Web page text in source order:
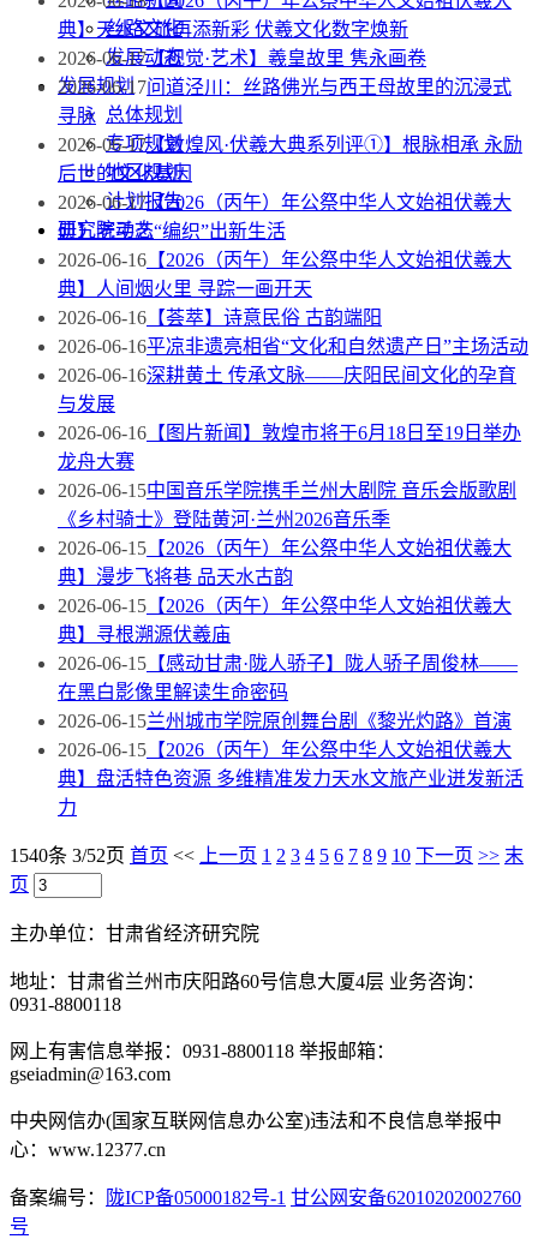
丝路文化
发展动态
发展规划
总体规划
专项规划
地区规划
计划报告
研究院动态
典】天水文旅再添新彩 伏羲文化数字焕新
2026-06-17【视觉·艺术】羲皇故里 隽永画卷
2026-06-17问道泾川：丝路佛光与西王母故里的沉浸式
寻脉
2026-06-17【敦煌风·伏羲大典系列评①】根脉相承 永励
后世的文化基因
2026-06-17【2026（丙午）年公祭中华人文始祖伏羲大
典】老手艺“编织”出新生活
2026-06-16 【2026（丙午）年公祭中华人文始祖伏羲大
典】人间烟火里 寻踪一画开天
2026-06-16 【荟萃】诗意民俗 古韵端阳
2026-06-16平凉非遗亮相省“文化和自然遗产日”主场活动
2026-06-16深耕黄土 传承文脉——庆阳民间文化的孕育
与发展
2026-06-16 【图片新闻】敦煌市将于6月18日至19日举办
龙舟大赛
2026-06-15中国音乐学院携手兰州大剧院 音乐会版歌剧
《乡村骑士》登陆黄河·兰州2026音乐季
2026-06-15 【2026（丙午）年公祭中华人文始祖伏羲大
典】漫步飞将巷 品天水古韵
2026-06-15 【2026（丙午）年公祭中华人文始祖伏羲大
典】寻根溯源伏羲庙
2026-06-15 【感动甘肃·陇人骄子】陇人骄子周俊林——
在黑白影像里解读生命密码
2026-06-15兰州城市学院原创舞台剧《黎光灼路》首演
2026-06-15 【2026（丙午）年公祭中华人文始祖伏羲大
典】盘活特色资源 多维精准发力天水文旅产业迸发新活
力
1540条 3/52页 首页 << 上一页 1 2 3 4 5 6 7 8 9 10 下一页 >> 末
页
主办单位：甘肃省经济研究院
地址：甘肃省兰州市庆阳路60号信息大厦4层 业务咨询：
0931-8800118
网上有害信息举报：0931-8800118 举报邮箱：
gseiadmin@163.com
中央网信办(国家互联网信息办公室)违法和不良信息举报中
心：www.12377.cn
备案编号： 陇ICP备05000182号-1 甘公网安备62010202002760
号